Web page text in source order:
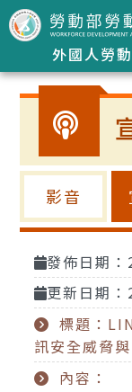
跳到主要內容區塊
外國人勞
影音
發佈日期
更新日期
標題：
訊安全威脅
內容：